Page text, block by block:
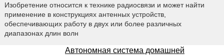
Изобретение относится к технике радиосвязи и может найти
применение в конструкциях антенных устройств,
обеспечивающих работу в двух или более различных
диапазонах длин волн
Автономная система домашней